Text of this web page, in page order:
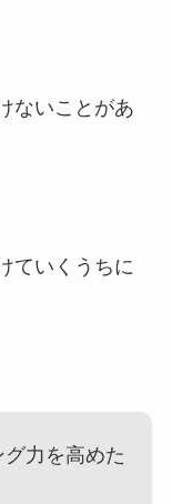
ないことがあ
ていくうちに
力を高めた